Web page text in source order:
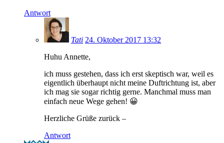
Antwort
Tati 24. Oktober 2017 13:32
Huhu Annette,
ich muss gestehen, dass ich erst skeptisch war, weil es
eigentlich überhaupt nicht meine Duftrichtung ist, aber
ich mag sie sogar richtig gerne. Manchmal muss man
einfach neue Wege gehen! 😀
Herzliche Grüße zurück –
Antwort